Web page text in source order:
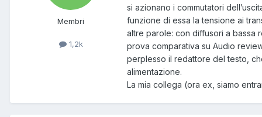
Membri
1,2k
si azionano i commutatori
funzione di essa la tensione ai
altre parole: con diffusori a bassa
prova comparativa su Audio
perplesso il redattore del testo,
alimentazione.
La mia collega (ora ex, siamo